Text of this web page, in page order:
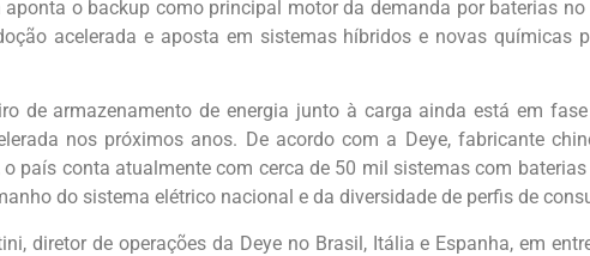
aponta o backup como principal motor da demanda por baterias
acelerada e aposta em sistemas híbridos e novas químicas
de armazenamento de energia junto à carga ainda está em
nos próximos anos. De acordo com a Deye, fabricante
o país conta atualmente com cerca de 50 mil sistemas com
do sistema elétrico nacional e da diversidade de perfis de
diretor de operações da Deye no Brasil, Itália e Espanha, em